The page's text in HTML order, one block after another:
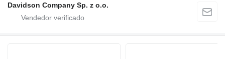
Davidson Company Sp. z o.o.